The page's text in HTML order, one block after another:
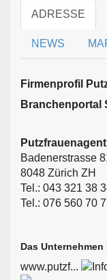
ADRESSE
NEWS
Firmen­profil
Branchen­portal
Badenerstrasse
8048 Zürich ZH
Tel.: 043 321 38
Tel.: 076 560 70
Das
www.putzf...